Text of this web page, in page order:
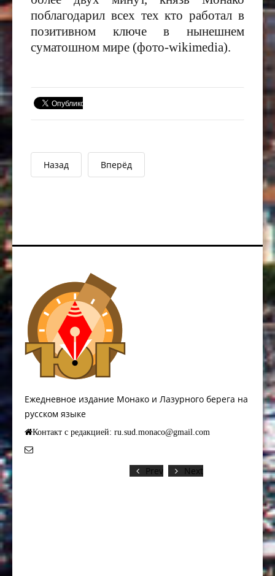
поблагодарил всех тех кто работал в
позитивном ключе в нынешнем
суматошном мире (фото-wikimedia).
Назад Вперёд
Ежедневное издание Монако и Лазурного берега на
русском языке
Контакт с редакцией: ru.sud.monaco@gmail.com
Prev Next